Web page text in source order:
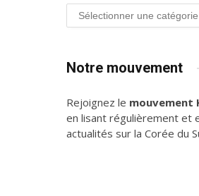
Groupe
de
Notre mouvement
Rejoignez le mouvement
en lisant régulièrement et
actualités sur la Corée du